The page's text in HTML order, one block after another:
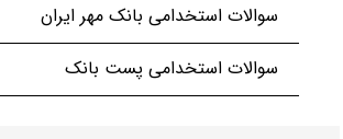
سوالات استخدامی بانک مهر ایران
سوالات استخدامی پست بانک